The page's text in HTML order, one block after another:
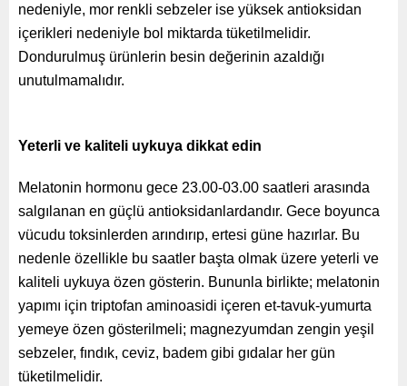
nedeniyle, mor renkli sebzeler ise yüksek antioksidan
içerikleri nedeniyle bol miktarda tüketilmelidir.
Dondurulmuş ürünlerin besin değerinin azaldığı
unutulmamalıdır.
Yeterli ve kaliteli uykuya dikkat edin
Melatonin hormonu gece 23.00-03.00 saatleri arasında
salgılanan en güçlü antioksidanlardandır. Gece boyunca
vücudu toksinlerden arındırıp, ertesi güne hazırlar. Bu
nedenle özellikle bu saatler başta olmak üzere yeterli ve
kaliteli uykuya özen gösterin. Bununla birlikte; melatonin
yapımı için triptofan aminoasidi içeren et-tavuk-yumurta
yemeye özen gösterilmeli; magnezyumdan zengin yeşil
sebzeler, fındık, ceviz, badem gibi gıdalar her gün
tüketilmelidir.